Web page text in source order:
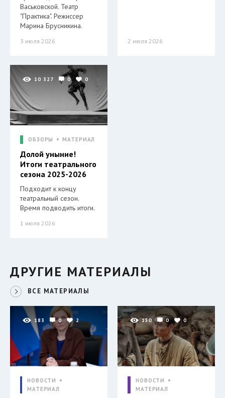
Васьковской. Театр
"Практика". Режиссер
Марина Брусникина.
3 июля 2026 2 июля 2026
10 327 0 0
ОБЗОРЫ МАТЕРИАЛ
Долой уныние!
Итоги театрального
сезона 2025-2026
Подходит к концу
театральный сезон.
Время подводить итоги.
1 июля 2026
ДРУГИЕ МАТЕРИАЛЫ
ВСЕ МАТЕРИАЛЫ
183 0 2
НОВОСТИ
МАТЕРИАЛ
150 0 0
НОВОСТИ
МАТЕРИАЛ